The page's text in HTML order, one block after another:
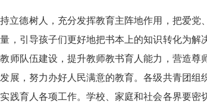
立德树人，充分发挥教育主阵地作用，把爱党
，引导孩子们更好地把书本上的知识转化为解
师队伍建设，提升教师教书育人能力，营造尊
展，努力办好人民满意的教育。各级共青团组
践育人各项工作。学校、家庭和社会各界要密